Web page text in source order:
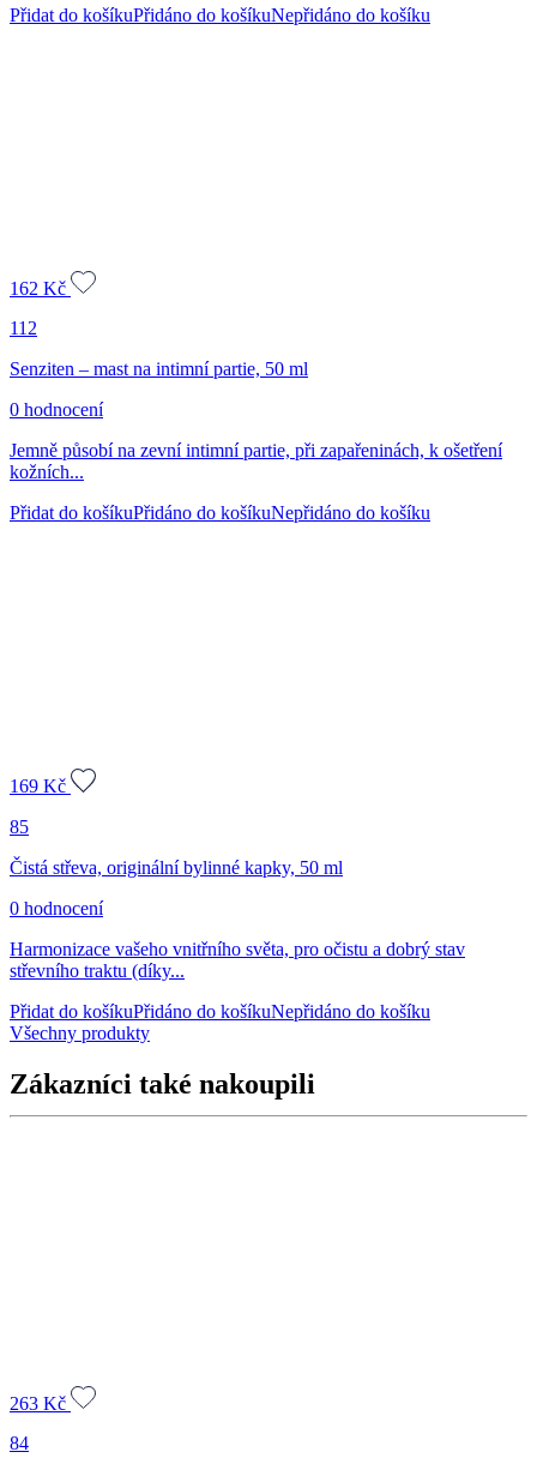
Přidat do košíkuPřidáno do košíkuNepřidáno do košíku
162 Kč
112
Senziten – mast na intimní partie, 50 ml
0 hodnocení
Jemně působí na zevní intimní partie, při zapařeninách, k ošetření
kožních...
Přidat do košíkuPřidáno do košíkuNepřidáno do košíku
169 Kč
85
Čistá střeva, originální bylinné kapky, 50 ml
0 hodnocení
Harmonizace vašeho vnitřního světa, pro očistu a dobrý stav
střevního traktu (díky...
Přidat do košíkuPřidáno do košíkuNepřidáno do košíku
Všechny produkty
Zákazníci také nakoupili
263 Kč
84